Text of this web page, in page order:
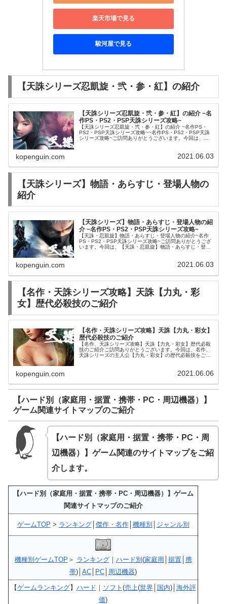
楽天市場で見る
駿河屋で見る
【天誅シリーズ忍凱旋・弐・参・紅】の紹介
【天誅シリーズ忍凱旋・弐・参・紅】の紹介 ~名
作PS・PS2・PSP天誅シリーズ攻略~
【天誅シリーズ忍凱旋・弐・参・紅】の紹介 ~名作PS・
PS2・PSP天誅シリーズ攻略~~名作PS・PS2・PSP天誅
シリーズ攻略~ご訪問ありがとうございます。今回は、名
kopenguin.com 2021.06.03
【天誅シリーズ】物語・あらすじ・登場人物の
紹介
【天誅シリーズ】物語・あらすじ・登場人物の紹
介 ~名作PS・PS2・PSP天誅シリーズ攻略~
【天誅・忍凱旋】物語・あらすじ・登場人物の紹介~名作
PS・PS2・PSP天誅シリーズ攻略~ご訪問ありがとうござ
います。今回は、【天誅・忍凱旋】物語・あらすじ・登場
kopenguin.com 2021.06.03
【名作・天誅シリーズ攻略】天誅【力丸・彩
女】歴代必殺技のご紹介
【名作・天誅シリーズ攻略】天誅【力丸・彩女】
歴代必殺技のご紹介
【名作、天誅シリーズ攻略】天誅【力丸・彩女】歴代必殺
技のご紹介ご訪問ありがとうございます。今回は、名作、
天誅シリーズの主人公【力丸・彩女】の歴代必殺技をご紹
kopenguin.com 2021.06.06
【ハード別（家庭用・据置・携帯・PC・周辺機器）】
ゲーム関連サイトマップのご紹介
【ハード別（家庭用・据置・携帯・PC・周
辺機器）】ゲーム関連のサイトマップをご紹
介します。
【ハード別（家庭用・据置・携帯・PC・周辺機器）】ゲーム
関連サイトマップのご紹介
ゲームTOP > ランキング│ 傑作・名作│ 機種別 ジャンル別
機種別ゲームTOP ＞ ランキング｜ ハード別 (家庭用 据置│ 携
帯)│ AC PC 周辺機器)
【ゲームランキング】 ハード ｜ ソフト (売上(世界 国内)│ 海外評
価)